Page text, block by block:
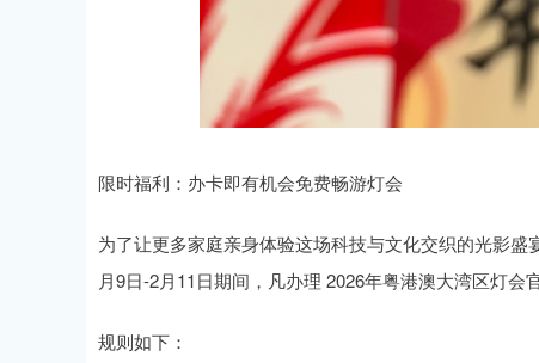
限时福利：办卡即有机会免费畅游灯会
为了让更多家庭亲身体验这场科技与文化交织的光影
月9日-2月11日期间，凡办理 2026年粤港澳大湾区灯会
规则如下：